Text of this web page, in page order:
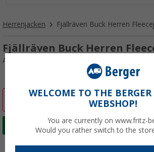
Herrenjacken Fjällräven Buck Herren
Fjällräven Buck Herren
Art.-Nr.: 439449XXL
WELCOME TO THE
WEBSHOP!
You are currently on www.fritz-
Would you rather switch to the